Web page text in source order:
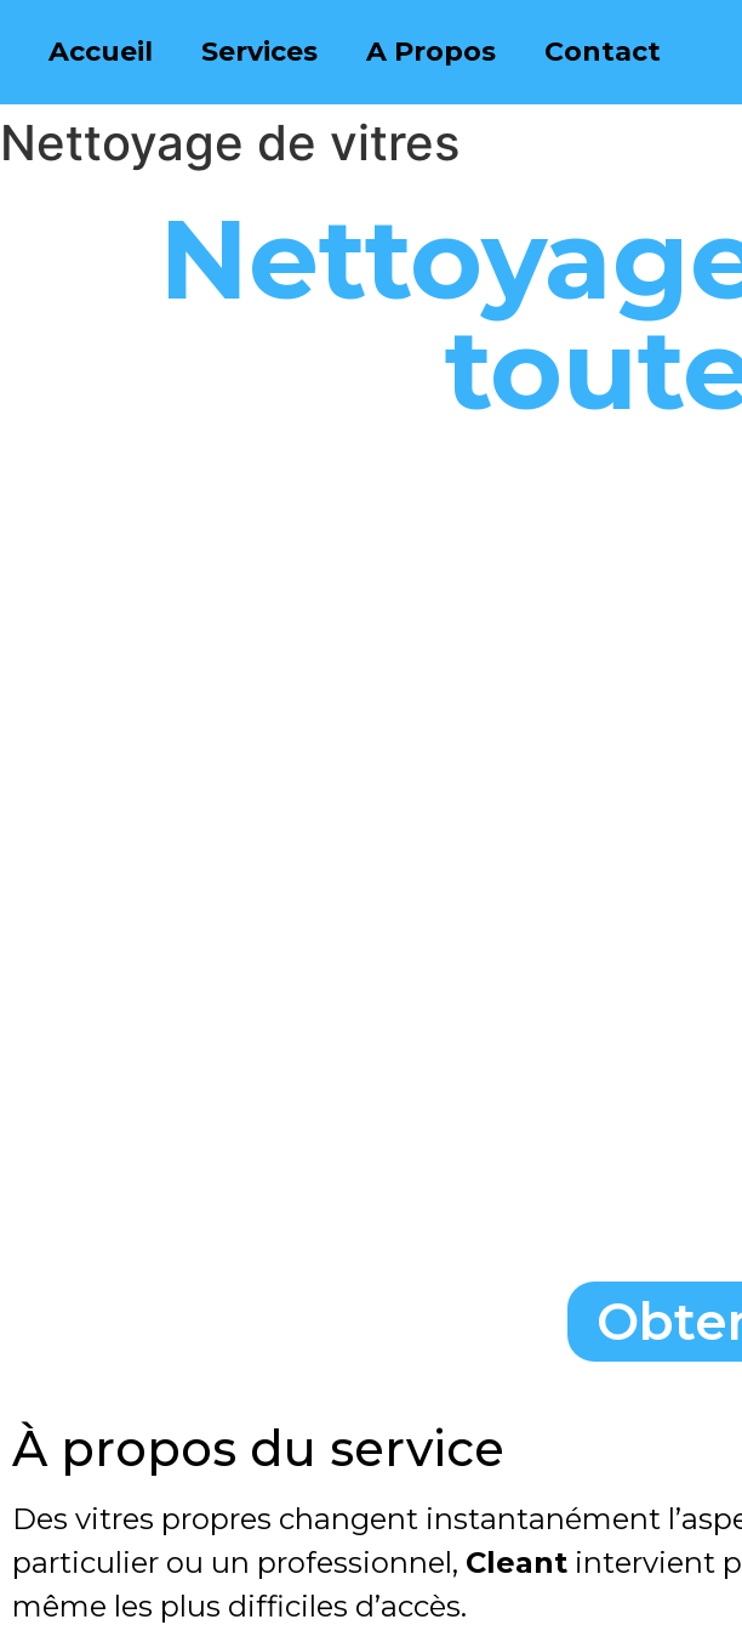
Accueil Services A Propos Contact
Nettoyage de vitres
À propos du service
Des vitres propres changent instantanément
particulier ou un professionnel, Cleant intervient
même les plus difficiles d’accès.